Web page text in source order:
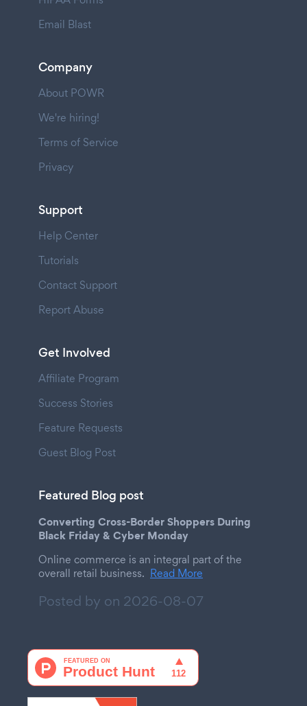
Email Blast
Company
About POWR
We're hiring!
Terms of Service
Privacy
Support
Help Center
Tutorials
Contact Support
Report Abuse
Get Involved
Affiliate Program
Success Stories
Feature Requests
Guest Blog Post
Featured Blog post
Converting Cross-Border Shoppers During
Black Friday & Cyber Monday
Online commerce is an integral part of the
overall retail business. Read More
Posted by on 2026-08-07